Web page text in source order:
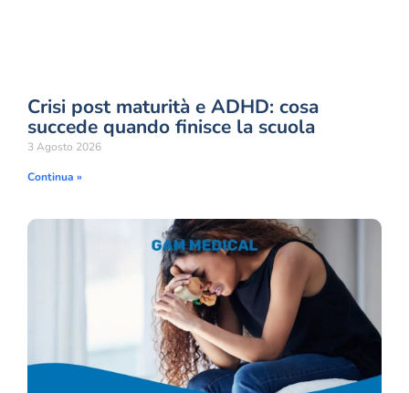
Crisi post maturità e ADHD: cosa
succede quando finisce la scuola
3 Agosto 2026
Continua »